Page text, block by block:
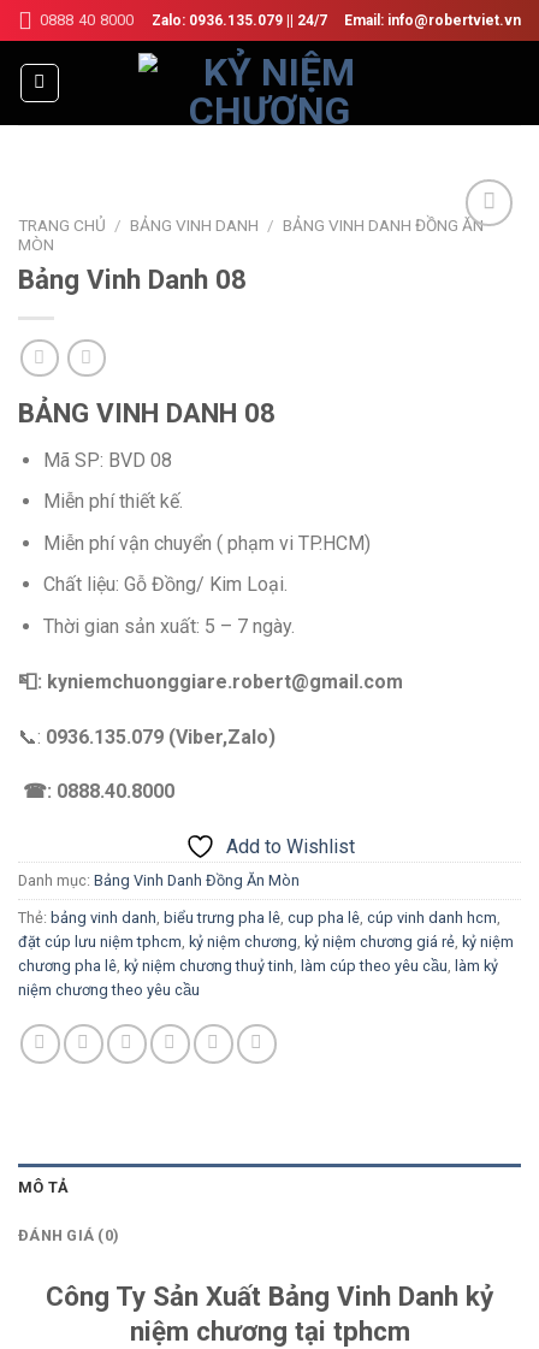
Skip
to
content
0888 40 8000 Zalo: 0936.135.079 || 24/7 Email: info@robertviet.vn
TRANG CHỦ / BẢNG VINH DANH / BẢNG VINH DANH ĐỒNG ĂN
MÒN
Bảng Vinh Danh 08
BẢNG VINH DANH 08
Mã SP: BVD 08
Miễn phí thiết kế.
Miễn phí vận chuyển ( phạm vi TP.HCM)
Chất liệu: Gỗ Đồng/ Kim Loại.
Thời gian sản xuất: 5 – 7 ngày.
📮: kyniemchuonggiare.robert@gmail.com
📞: 0936.135.079 (Viber,Zalo)
☎: 0888.40.8000
Add to Wishlist
Danh mục: Bảng Vinh Danh Đồng Ăn Mòn
Thẻ: bảng vinh danh, biểu trưng pha lê, cup pha lê, cúp vinh danh hcm,
đặt cúp lưu niệm tphcm, kỷ niệm chương, kỷ niệm chương giá rẻ, kỷ niệm
chương pha lê, kỷ niệm chương thuỷ tinh, làm cúp theo yêu cầu, làm kỷ
niệm chương theo yêu cầu
MÔ TẢ
ĐÁNH GIÁ (0)
Công Ty Sản Xuất Bảng Vinh Danh kỷ
niệm chương tại tphcm